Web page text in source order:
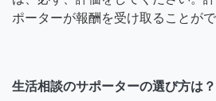
ポーターが報酬を受け取ることがで
生活相談のサポーターの選び方は？